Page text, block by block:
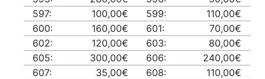
597:
100,00€ 599:
110,00€
600:
160,00€ 601:
70,00€
602:
120,00€ 603:
80,00€
605:
300,00€ 606:
240,00€
607:
35,00€ 608:
110,00€